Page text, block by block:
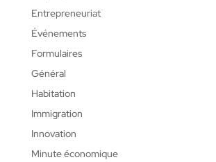
Entrepreneuriat
Événements
Formulaires
Général
Habitation
Immigration
Innovation
Minute économique